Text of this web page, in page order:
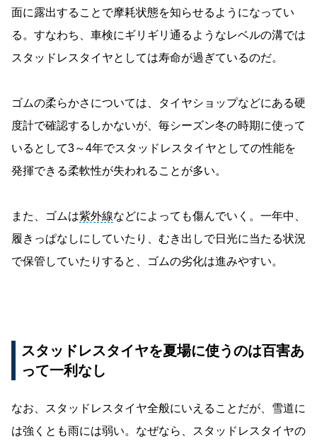
面に露出することで摩耗状態を知らせるようになってい
る。すなわち、車検にギリギリ通るようなレベルの溝では
スタッドレスタイヤとしては寿命が過ぎているのだ。
ゴムの柔らかさについては、タイヤショップなどにある硬
度計で確認するしかないが、毎シーズン冬の時期に使って
いるとして3～4年でスタッドレスタイヤとしての性能を
発揮できる柔軟性が失われることが多い。
また、ゴムは紫外線などによっても傷んでいく。一年中、
履きっぱなしにしていたり、むき出しで日光に当たる状況
で保管していたりすると、ゴムの劣化は進みやすい。
スタッドレスタイヤを夏場に使うのは百害あ
って一利なし
なお、スタッドレスタイヤ全般にいえることだが、雪道に
は強くとも雨には弱い。なぜなら、スタッドレスタイヤの